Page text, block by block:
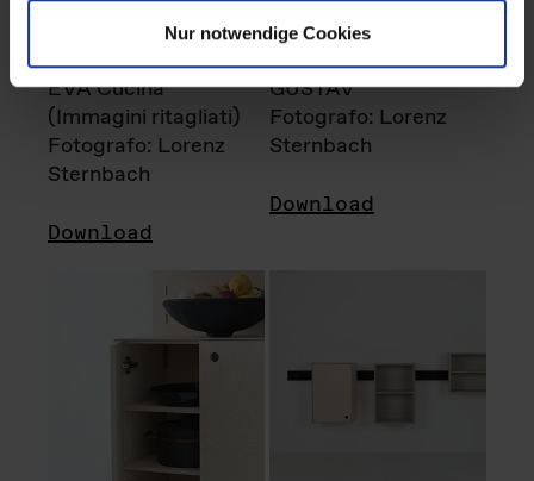
Nur notwendige Cookies
EVA Cucina
(Immagini ritagliati)
Fotografo: Lorenz
Sternbach
Download
GUSTAV
Fotografo: Lorenz
Sternbach
Download